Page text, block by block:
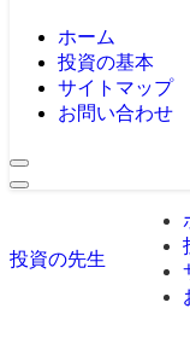
ホーム
投資の基本
サイトマップ
お問い合わせ
投資の先生